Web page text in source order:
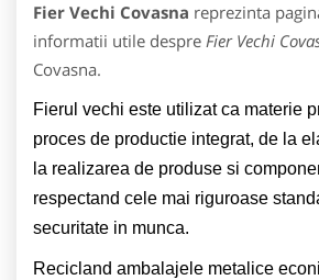
Fier Vechi Covasna reprezinta
informatii utile despre Fier Vechi
Covasna.
Fierul vechi este utilizat ca materie
proces de productie integrat, de la
la realizarea de produse si
respectand cele mai riguroase
securitate in munca.
Recicland ambalajele metalice